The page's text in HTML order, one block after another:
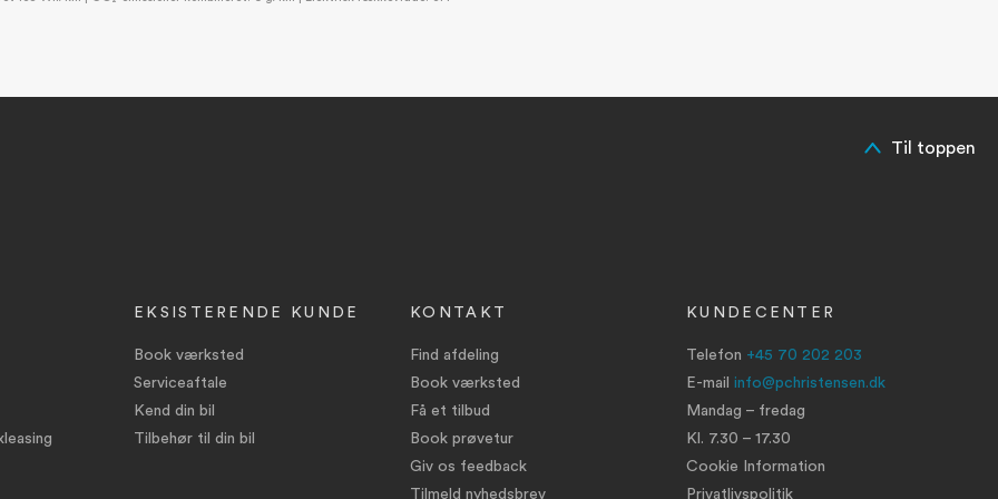
EKSISTERENDE KUNDE
Book værksted
Serviceaftale
Kend din bil
Tilbehør til din bil
KONTAKT
Find afdeling
Book værksted
Få et tilbud
Book prøvetur
Giv os feedback
Tilmeld nyhedsbrev
KUNDECENTER
Telefon +45 70 202 203
E-mail info@pchristensen.dk
Mandag – fredag
Kl. 7.30 – 17.30
Cookie Information
Privatlivspolitik
Til toppen